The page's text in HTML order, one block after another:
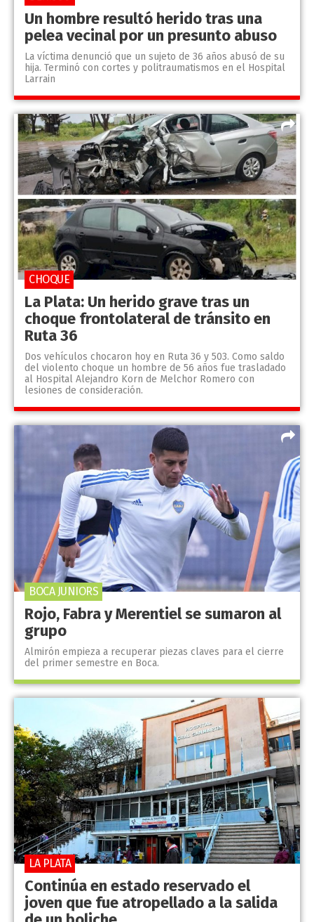
Un hombre resultó herido tras una
pelea vecinal por un presunto abuso
La víctima denunció que un sujeto de 36 años abusó de su
hija. Terminó con cortes y politraumatismos en el Hospital
Larrain
La Plata: Un herido grave tras un
choque frontolateral de tránsito en
Ruta 36
Dos vehículos chocaron hoy en Ruta 36 y 503. Como saldo
del violento choque un hombre de 56 años fue trasladado
al Hospital Alejandro Korn de Melchor Romero con
lesiones de consideración.
CHOQUE
Rojo, Fabra y Merentiel se sumaron al
grupo
Almirón empieza a recuperar piezas claves para el cierre
del primer semestre en Boca.
BOCA JUNIORS
Continúa en estado reservado el
joven que fue atropellado a la salida
LA PLATA